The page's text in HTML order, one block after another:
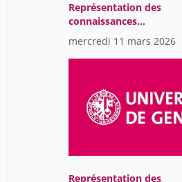
Représentation des
connaissances
(Knowledge organization
systems) / séminaire
mercredi 11 mars 2026
Représentation des